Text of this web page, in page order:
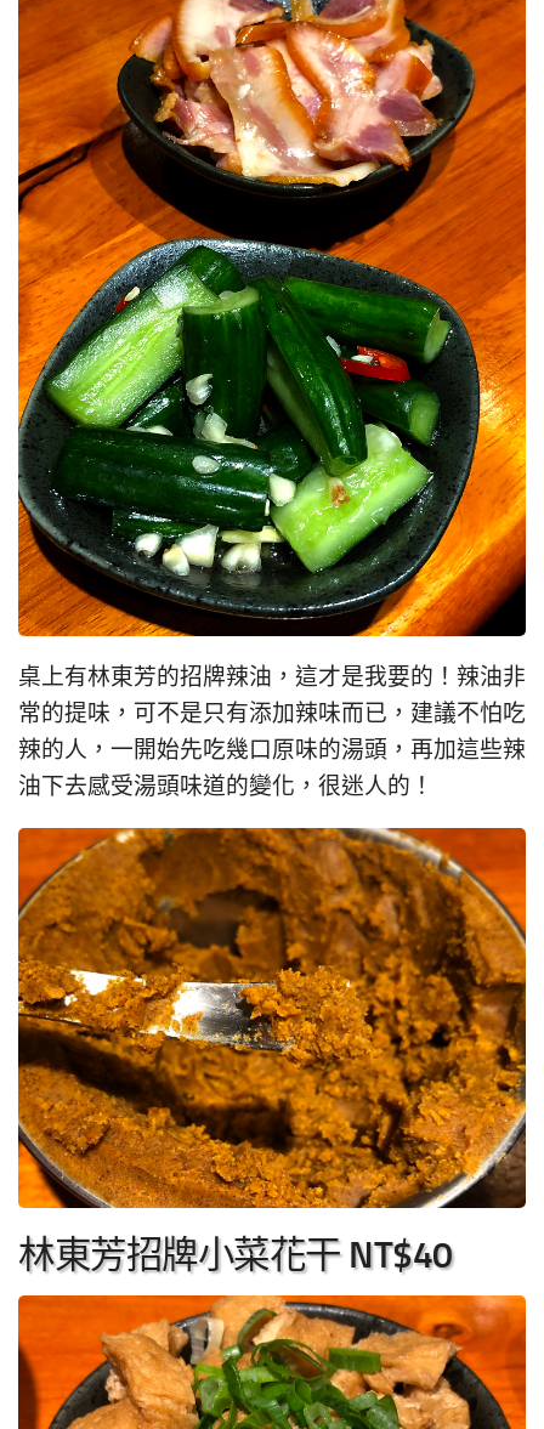
桌上有林東芳的招牌辣油，這才是我要的！辣油非
常的提味，可不是只有添加辣味而已，建議不怕吃
辣的人，一開始先吃幾口原味的湯頭，再加這些辣
油下去感受湯頭味道的變化，很迷人的！
林東芳招牌小菜花干 NT$40